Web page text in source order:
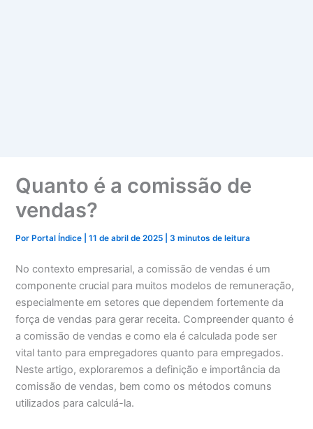
Quanto é a comissão de
vendas?
PorPortal Índice |11 de abril de 2025 |3 minutos de leitura
No contexto empresarial, a comissão de vendas é um
componente crucial para muitos modelos de remuneração,
especialmente em setores que dependem fortemente da
força de vendas para gerar receita. Compreender quanto é
a comissão de vendas e como ela é calculada pode ser
vital tanto para empregadores quanto para empregados.
Neste artigo, exploraremos a definição e importância da
comissão de vendas, bem como os métodos comuns
utilizados para calculá-la.